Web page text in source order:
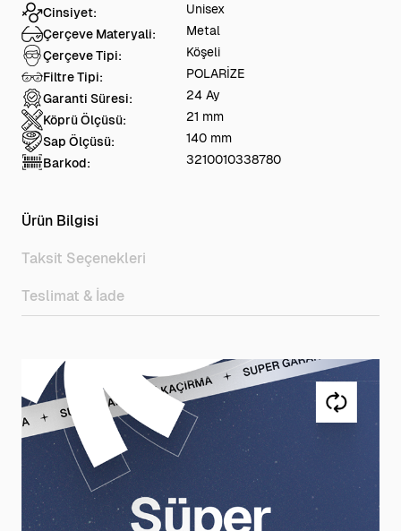
Cinsiyet:
Unisex
Çerçeve Materyali:
Metal
Çerçeve Tipi:
Köşeli
Filtre Tipi:
POLARİZE
Garanti Süresi:
24 Ay
Köprü Ölçüsü:
21 mm
Sap Ölçüsü:
140 mm
Barkod:
3210010338780
Ürün Bilgisi
Taksit Seçenekleri
Teslimat & İade